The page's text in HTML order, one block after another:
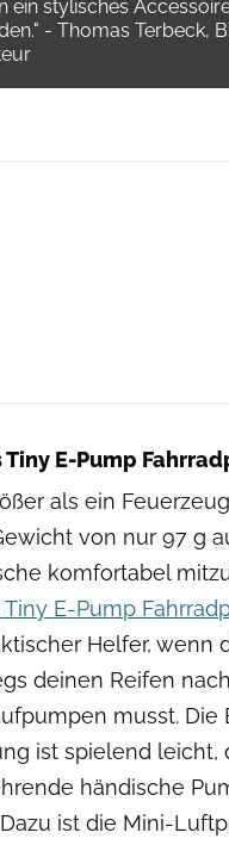
ein stylisches
- Thomas Terbeck,
Tiny E-Pump
als ein
von nur 97 g
komfortabel
E-Pump
Helfer, wenn
deinen Reifen
musst. Die
ist spielend leicht,
händische
ist die Mini-